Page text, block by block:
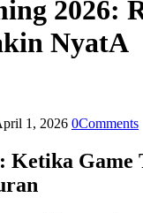
2026:
NyatA
1, 2026 0Comments
Ketika Game